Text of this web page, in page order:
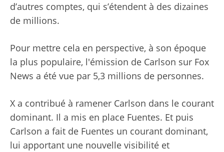
d’autres comptes, qui s’étendent à des dizaines
de millions.
Pour mettre cela en perspective, à son époque
la plus populaire, l'émission de Carlson sur Fox
News a été vue par 5,3 millions de personnes.
X a contribué à ramener Carlson dans le courant
dominant. Il a mis en place Fuentes. Et puis
Carlson a fait de Fuentes un courant dominant,
lui apportant une nouvelle visibilité et